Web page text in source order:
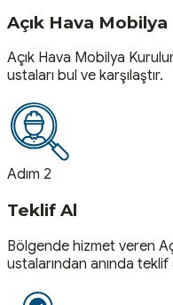
Açık Hava Mobilya
Açık Hava Mobilya
ustaları bul ve karşılaştır.
Adım 2
Teklif Al
Bölgende hizmet veren
ustalarından anında teklif